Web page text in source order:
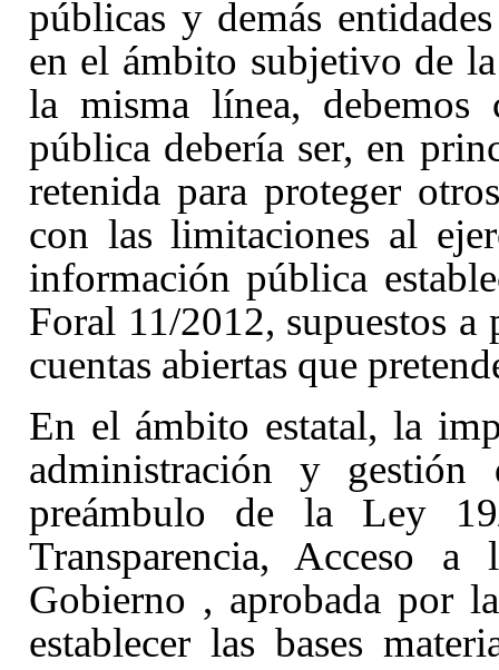
públicas y demás
en el ámbito subjetivo de
la misma línea, debemos
pública debería ser, en
retenida para proteger
con las limitaciones al
información pública
Foral 11/2012, supuestos
cuentas abiertas que
En el ámbito estatal, la
administración y
preámbulo de la Ley
Transparencia, Acceso
Gobierno , aprobada por
establecer las bases